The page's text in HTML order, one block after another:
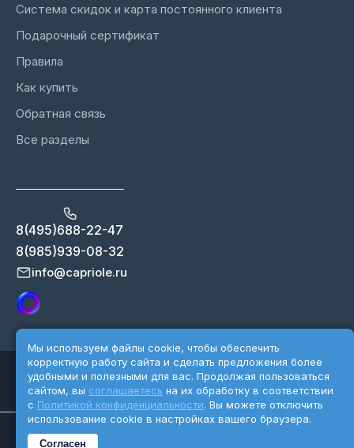
Система скидок и карта постоянного клиента
Подарочный сертификат
Правила
Как купить
Обратная связь
Все разделы
8(495)688-22-47
8(985)939-08-32
info@capriole.ru
Copyright 2026 ©Capriole.ru
Разработка сайта - Karnatkina.ru
Уведомляем посетителей сайта об обработке персональных
Мы используем файлы cookie, чтобы обеспечить
корректную работу сайта и сделать предложения более
удобными и полезными для вас. Продолжая пользоваться
сайтом, вы соглашаетесь на их обработку в соответствии
с Политикой конфиденциальности. Вы можете отключить
использование cookie в настройках вашего браузера.
Согласен